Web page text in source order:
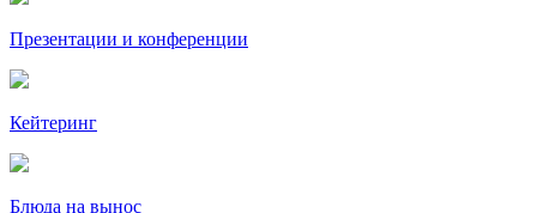
Презентации и конференции
Кейтеринг
Блюда на вынос